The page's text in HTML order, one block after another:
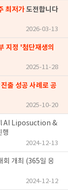
최저가도전합니다
2026-03-13
지정 '첨단재생의
2025-11-28
출 성공 사례로 공
2025-10-20
AI Liposuction &
행
2024-12-13
회 개최 (365일 응
2024-12-12